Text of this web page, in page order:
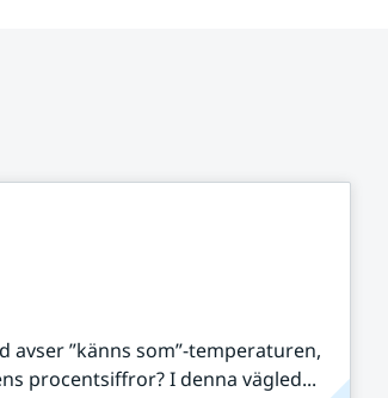
avser ”känns som”-temperaturen,
procentsiffror? I denna vägled...